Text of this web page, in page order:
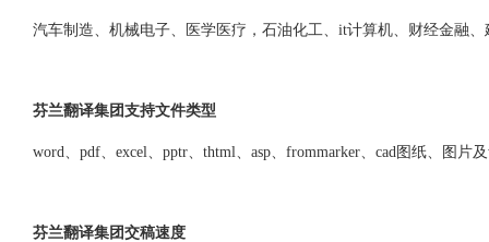
汽车制造、机械电子、医学医疗，石油化工、it计算机、财经金融
芬兰翻译集团支持文件类型
word、pdf、excel、pptr、thtml、asp、frommarker、cad图纸、图片
芬兰翻译集团交稿速度